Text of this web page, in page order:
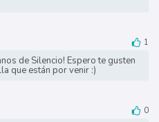
1
de Silencio! Espero te gusten
que están por venir :)
0